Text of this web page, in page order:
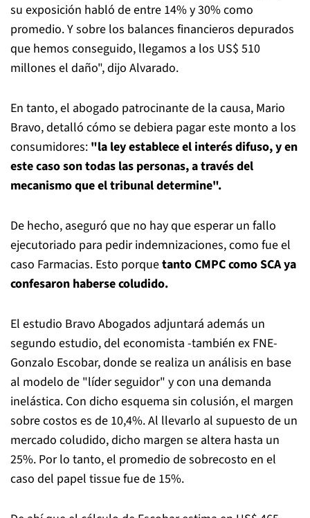
su exposición habló de entre 14% y 30% como
promedio. Y sobre los balances financieros depurados
que hemos conseguido, llegamos a los US$ 510
millones el daño", dijo Alvarado.
En tanto, el abogado patrocinante de la causa, Mario
Bravo, detalló cómo se debiera pagar este monto a los
consumidores: "la ley establece el interés difuso, y en
este caso son todas las personas, a través del
mecanismo que el tribunal determine".
De hecho, aseguró que no hay que esperar un fallo
ejecutoriado para pedir indemnizaciones, como fue el
caso Farmacias. Esto porquetanto CMPC como SCA ya
confesaron haberse coludido.
El estudio Bravo Abogados adjuntará además un
segundo estudio, del economista -también ex FNE-
Gonzalo Escobar, donde se realiza un análisis en base
al modelo de "líder seguidor" y con una demanda
inelástica. Con dicho esquema sin colusión, el margen
sobre costos es de 10,4%. Al llevarlo al supuesto de un
mercado coludido, dicho margen se altera hasta un
25%. Por lo tanto, el promedio de sobrecosto en el
caso del papel tissue fue de 15%.